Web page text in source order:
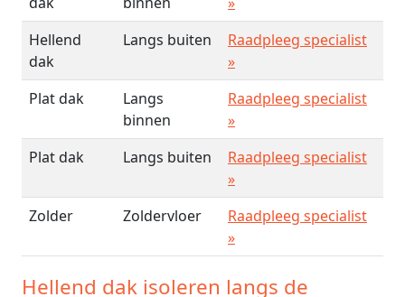
Hellend
dak
Langs buiten
Raadpleeg specialist
»
Plat dak
Langs
binnen
Raadpleeg specialist
»
Plat dak
Langs buiten
Raadpleeg specialist
»
Zolder
Zoldervloer
Raadpleeg specialist
»
Hellend dak isoleren langs de